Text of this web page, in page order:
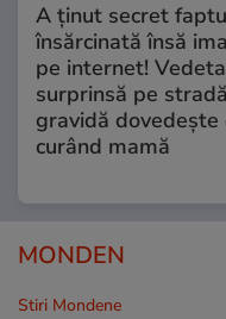
A ținut secret
însărcinată însă
pe internet!
surprinsă pe
gravidă dovedește
curând mamă
MONDEN
Stiri Mondene